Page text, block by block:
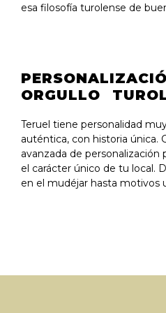
esa filosofía turolense de
ORGULLO
Teruel tiene personalidad
auténtica, con historia única.
avanzada de personalización
el carácter único de tu local.
en el mudéjar hasta motivos